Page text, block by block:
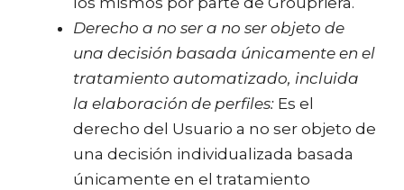
Derecho a no ser a no ser objeto de
una decisión basada únicamente en el
tratamiento automatizado, incluida
la elaboración de perfiles: Es el
derecho del Usuario a no ser objeto de
una decisión individualizada basada
únicamente en el tratamiento